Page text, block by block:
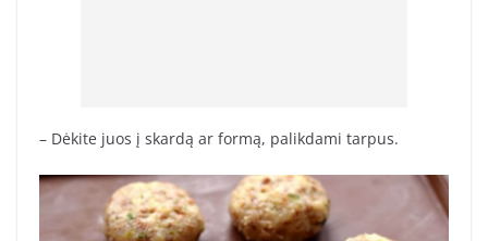
– Dėkite juos į skardą ar formą, palikdami tarpus.